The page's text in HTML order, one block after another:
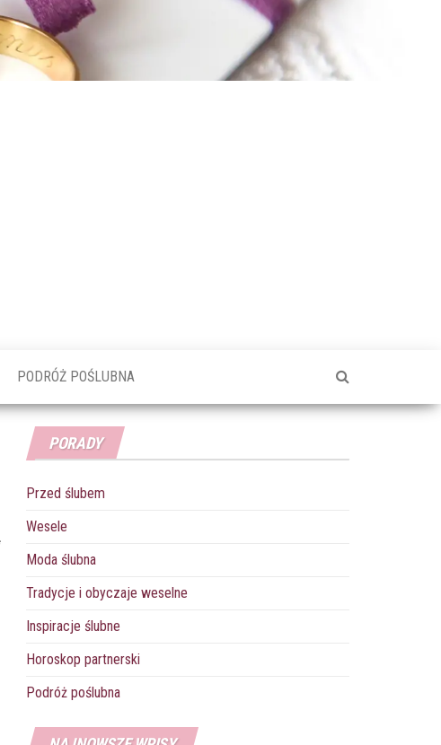
PODRÓŻ POŚLUBNA
PORADY
Przed ślubem
Wesele
Moda ślubna
Tradycje i obyczaje weselne
Inspiracje ślubne
Horoskop partnerski
Podróż poślubna